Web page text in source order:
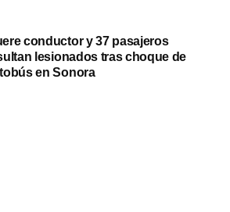
conductor y 37 pasajeros
lesionados tras choque de
en Sonora